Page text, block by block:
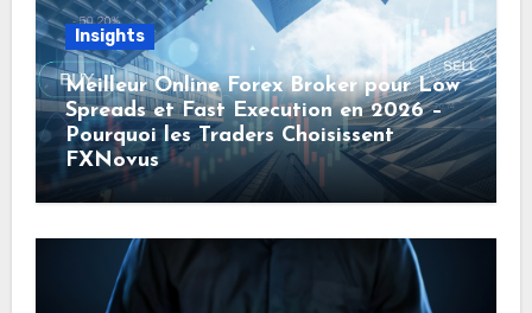
Insights
Meilleur Online Forex Broker pour Low
Spreads et Fast Execution en 2026 –
Pourquoi les Traders Choisissent
FXNovus